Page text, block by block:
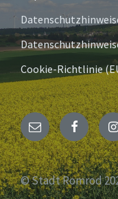
Cookie-Richtlinie
E-
Mail
© Stadt Romrod